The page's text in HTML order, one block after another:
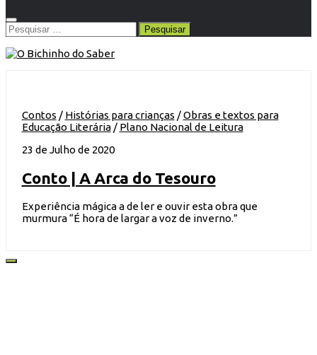
Pesquisar
por:
Contos / Histórias para crianças /Obras e textos para
Educação Literária/ Plano Nacional de Leitura
23 de Julho de 2020
Conto | A Arca do Tesouro
Experiência mágica a de ler e ouvir esta obra que
murmura “É hora de largar a voz de inverno.”